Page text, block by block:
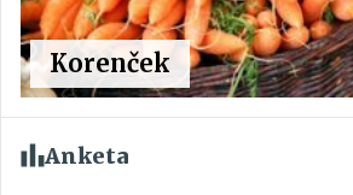
Korenček
Anketa